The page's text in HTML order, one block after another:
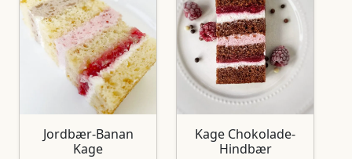
Jordbær-Banan
Kage
Kage Chokolade-
Hindbær